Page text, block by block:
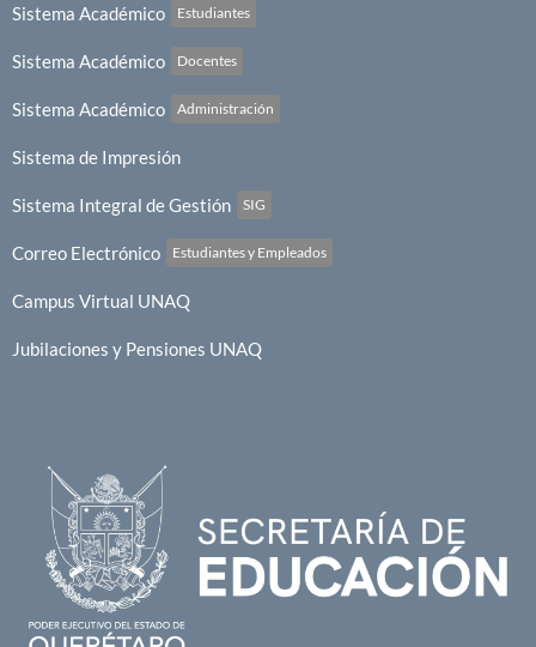
Sistema Académico Estudiantes
Sistema Académico Docentes
Sistema Académico Administración
Sistema de Impresión
Sistema Integral de Gestión SIG
Correo Electrónico Estudiantes y Empleados
Campus Virtual UNAQ
Jubilaciones y Pensiones UNAQ